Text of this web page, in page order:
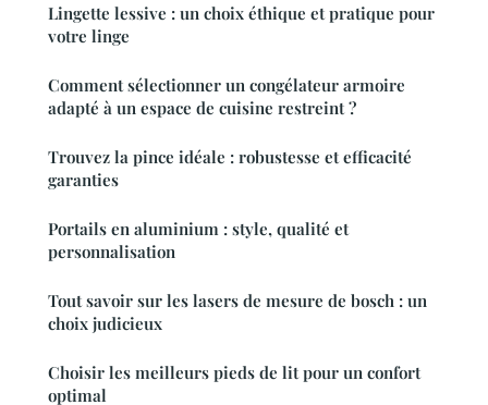
Lingette lessive : un choix éthique et pratique pour
votre linge
Comment sélectionner un congélateur armoire
adapté à un espace de cuisine restreint ?
Trouvez la pince idéale : robustesse et efficacité
garanties
Portails en aluminium : style, qualité et
personnalisation
Tout savoir sur les lasers de mesure de bosch : un
choix judicieux
Choisir les meilleurs pieds de lit pour un confort
optimal